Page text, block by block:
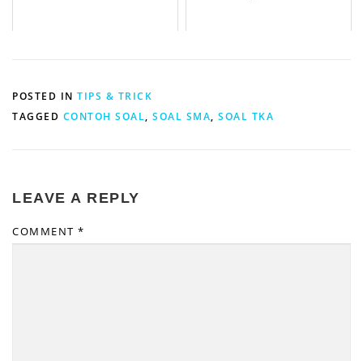
POSTED IN TIPS & TRICK
TAGGED CONTOH SOAL, SOAL SMA, SOAL TKA
LEAVE A REPLY
COMMENT *